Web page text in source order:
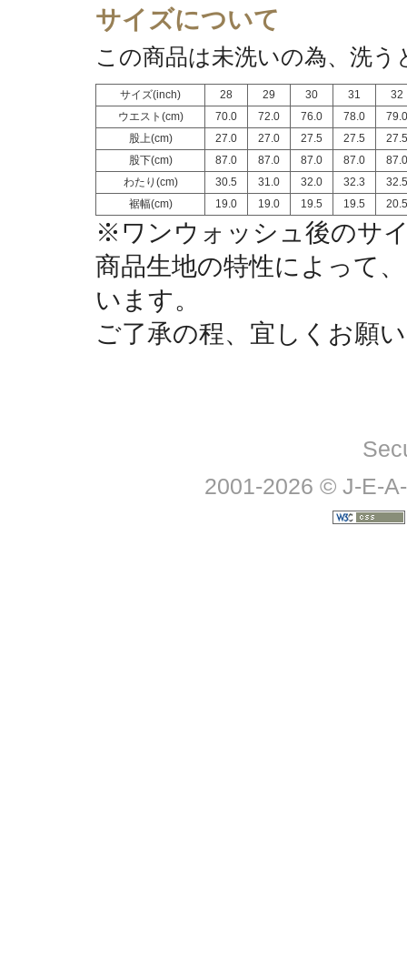
サイズについて
この商品は未洗いの為、洗
サイズ(inch) 28 29 30 31
32
ウエスト(cm)
70.0 72.0 76.0 78.0
79.0
股上(cm)
27.0 27.0 27.5 27.5
27.5
股下(cm)
87.0 87.0 87.0 87.0
87.0
わたり(cm)
30.5 31.0 32.0 32.3
32.5
裾幅(cm)
19.0 19.0 19.5 19.5 20.5
※ワンウォッシュ後のサ
商品生地の特性によって
います。
ご了承の程、宜しくお願
2001-2026 © J-E-